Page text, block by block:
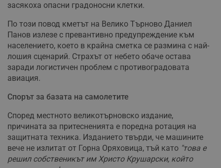
засякоха опасни градоносни клетки.
По този повод кметът на Велико Търново Даниел
Панов излезе с превантивно предупреждение към
населението, което в крайна сметка се размина с най-
лошия сценарий. Страхът от небето обаче остава
заради логистичен проблем с противоградовата
авиация.
Спорът за базата на самолетите
Според местното великотърновско издание,
причината за притесненията е поредна ротация на
защитната техника. Изданието твърди, че машините
вече не излитат от Горна Оряховица, тъй като "това е
решил собственикът им Христо Крушарски, който